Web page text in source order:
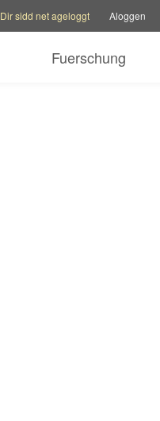
Dir sidd net ageloggt Aloggen
Fuerschung